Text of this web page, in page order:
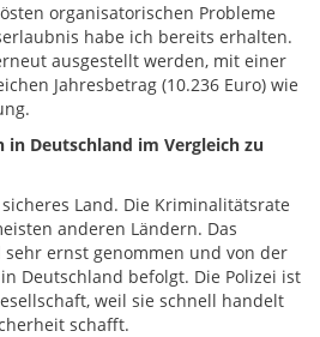
organisatorischen Probleme
habe ich bereits erhalten.
ausgestellt werden, mit einer
Jahresbetrag (10.236 Euro) wie
Deutschland im Vergleich zu
Land. Die Kriminalitätsrate
anderen Ländern. Das
ernst genommen und von der
Deutschland befolgt. Die Polizei ist
weil sie schnell handelt
schafft.